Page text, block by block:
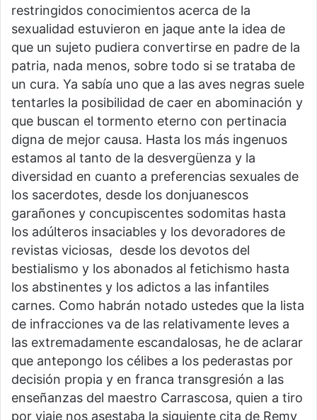
restringidos conocimientos acerca de la
sexualidad estuvieron en jaque ante la idea de
que un sujeto pudiera convertirse en padre de la
patria, nada menos, sobre todo si se trataba de
un cura. Ya sabía uno que a las aves negras suele
tentarles la posibilidad de caer en abominación y
que buscan el tormento eterno con pertinacia
digna de mejor causa. Hasta los más ingenuos
estamos al tanto de la desvergüenza y la
diversidad en cuanto a preferencias sexuales de
los sacerdotes, desde los donjuanescos
garañones y concupiscentes sodomitas hasta
los adúlteros insaciables y los devoradores de
revistas viciosas, desde los devotos del
bestialismo y los abonados al fetichismo hasta
los abstinentes y los adictos a las infantiles
carnes. Como habrán notado ustedes que la lista
de infracciones va de las relativamente leves a
las extremadamente escandalosas, he de aclarar
que antepongo los célibes a los pederastas por
decisión propia y en franca transgresión a las
enseñanzas del maestro Carrascosa, quien a tiro
por viaje nos asestaba la siguiente cita de Remy